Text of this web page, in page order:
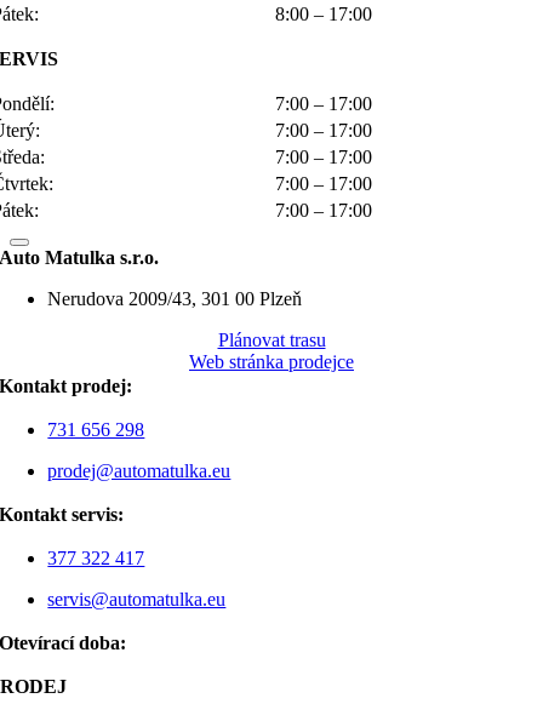
8:00 – 17:00
7:00 – 17:00
7:00 – 17:00
7:00 – 17:00
7:00 – 17:00
7:00 – 17:00
Auto Matulka s.r.o.
Nerudova 2009/43, 301 00 Plzeň
Plánovat trasu
Web stránka prodejce
Kontakt prodej:
731 656 298
prodej@automatulka.eu
Kontakt servis:
377 322 417
servis@automatulka.eu
Otevírací doba: